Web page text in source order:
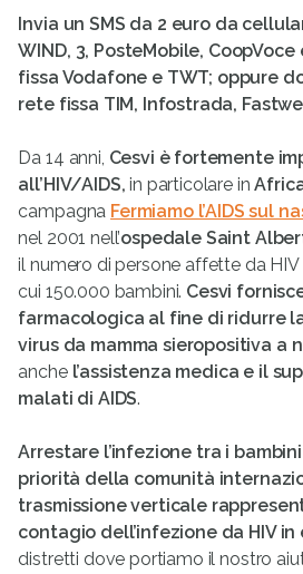
Invia un SMS da 2 euro da
WIND, 3, PosteMobile,
fissa Vodafone e TWT; oppure
rete fissa TIM, Infostrada,
Da 14 anni, Cesvi è fortemente
all’HIV/AIDS,in particolare in
campagna Fermiamo l’AIDS sul
nel 2001 nell’ospedale Saint
il numero di persone affette da HIV
cui 150.000 bambini. Cesvi
farmacologica al fine di ridurre
virus da mamma sieropositiva a
anche l’assistenza medica e il
malati di AIDS.
Arrestare l’infezione tra i
priorità della comunità
trasmissione verticale
contagio dell’infezione da HIV
distretti dove portiamo il nostro